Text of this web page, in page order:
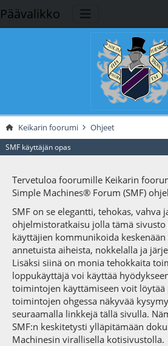
Päävalikko
Keikarin foorumi Ohjeet
SMF käyttäjän opas
Tervetuloa foorumille Keikarin
Simple Machines® Forum (SMF)
SMF on se elegantti, tehokas, vahva
ohjelmistoratkaisu jolla tämä sivusto
käyttäjien kommunikoida
annetuista aiheista, nokkelalla ja
Lisäksi siinä on monia tehokkaita
loppukäyttäjä voi käyttää
toimintojen käyttämiseen voit löytää
toimintojen ohgessa näkyvää
seuraamalla linkkejä tällä sivulla.
SMF:n keskitetysti ylläpitämään
Machinesin virallisella kotisivustolla.